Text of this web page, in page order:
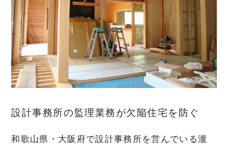
設計事務所の監理業務が欠陥住宅を防ぐ
和歌山県・大阪府で設計事務所を営んでいる瀧
FEATURE 私たちの家づくり
FLOW 家づくりの流れ
NEWS お知らせ